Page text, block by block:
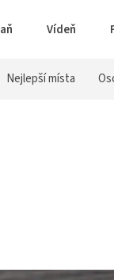
Vídeň
Nejlepší místa